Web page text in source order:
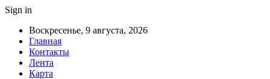
Sign in
Воскресенье, 9 августа, 2026
Главная
Контакты
Лента
Карта